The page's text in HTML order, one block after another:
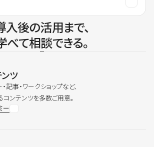
入後の活用まで、
べて相談できる。
ツ
記事・ワークショップなど、
ンテンツを多数ご用意。
ー